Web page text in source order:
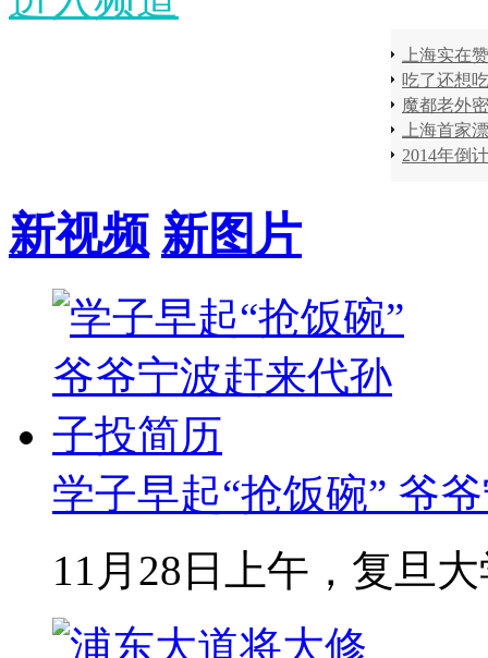
上海首家
新视频 新图片
学子早起“抢饭碗” 爷
11月28日上午，复旦